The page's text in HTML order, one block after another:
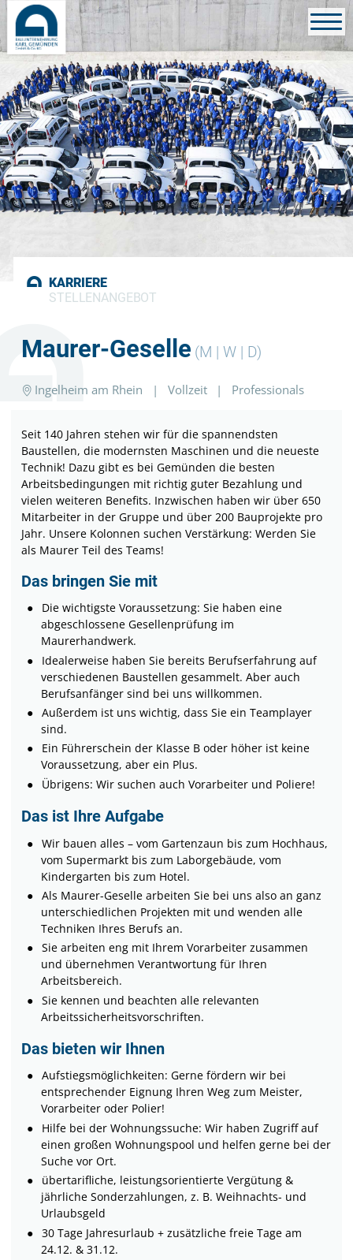
KARRIERE
STELLENANGEBOT
Maurer-Geselle (M | W | D)
Ingelheim am Rhein | Vollzeit | Professionals
Seit 140 Jahren stehen wir für die spannendsten
Baustellen, die modernsten Maschinen und die neueste
Technik! Dazu gibt es bei Gemünden die besten
Arbeitsbedingungen mit richtig guter Bezahlung und
vielen weiteren Benefits. Inzwischen haben wir über 650
Mitarbeiter in der Gruppe und über 200 Bauprojekte pro
Jahr. Unsere Kolonnen suchen Verstärkung: Werden Sie
als Maurer Teil des Teams!
Das bringen Sie mit
Die wichtigste Voraussetzung: Sie haben eine
abgeschlossene Gesellenprüfung im
Maurerhandwerk.
Idealerweise haben Sie bereits Berufserfahrung auf
verschiedenen Baustellen gesammelt. Aber auch
Berufsanfänger sind bei uns willkommen.
Außerdem ist uns wichtig, dass Sie ein Teamplayer
sind.
Ein Führerschein der Klasse B oder höher ist keine
Voraussetzung, aber ein Plus.
Übrigens: Wir suchen auch Vorarbeiter und Poliere!
Das ist Ihre Aufgabe
Wir bauen alles – vom Gartenzaun bis zum Hochhaus,
vom Supermarkt bis zum Laborgebäude, vom
Kindergarten bis zum Hotel.
Als Maurer-Geselle arbeiten Sie bei uns also an ganz
unterschiedlichen Projekten mit und wenden alle
Techniken Ihres Berufs an.
Sie arbeiten eng mit Ihrem Vorarbeiter zusammen
und übernehmen Verantwortung für Ihren
Arbeitsbereich.
Sie kennen und beachten alle relevanten
Arbeitssicherheitsvorschriften.
Das bieten wir Ihnen
Aufstiegsmöglichkeiten: Gerne fördern wir bei
entsprechender Eignung Ihren Weg zum Meister,
Vorarbeiter oder Polier!
Hilfe bei der Wohnungssuche: Wir haben Zugriff auf
einen großen Wohnungspool und helfen gerne bei der
Suche vor Ort.
übertarifliche, leistungsorientierte Vergütung &
jährliche Sonderzahlungen, z. B. Weihnachts- und
Urlaubsgeld
30 Tage Jahresurlaub + zusätzliche freie Tage am
24.12. & 31.12.